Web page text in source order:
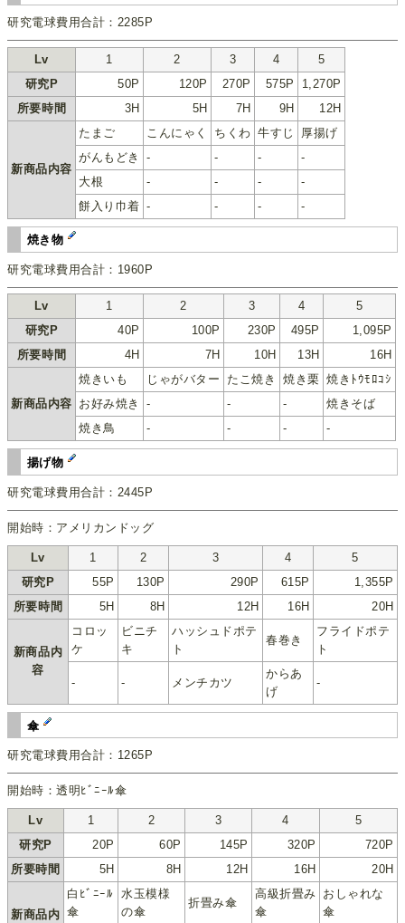
研究電球費用合計：2285P
Lv 1 2 3 4
5
研究P
50P 120P 270P 575P
1,270P
所要時間
3H 5H 7H 9H 12H
新商品内容
たまご こんにゃく ちくわ 牛すじ
厚揚げ
がんもどき
- - -
-
大根
- - -
-
餅入り巾着 - - - -
焼き物
研究電球費用合計：1960P
Lv 1 2 3 4
5
研究P
40P 100P 230P 495P
1,095P
所要時間
4H 7H 10H 13H 16H
新商品内容
焼きいも じゃがバター たこ焼き 焼き栗 焼きﾄｳﾓﾛｺｼ
お好み焼き
- - -
焼きそば
焼き鳥
- - - -
揚げ物
研究電球費用合計：2445P
開始時：アメリカンドッグ
Lv 1 2 3 4
5
研究P
55P 130P 290P 615P
1,355P
所要時間
5H 8H 12H 16H 20H
新商品内
容
コロッ
ケ
ビニチ
キ
ハッシュドポテ
ト
春巻き
フライドポテ
ト
- - メンチカツ
からあ
げ
-
傘
研究電球費用合計：1265P
開始時：透明ﾋﾞﾆｰﾙ傘
Lv 1 2 3 4
5
研究P
20P 60P 145P 320P
720P
所要時間
5H 8H 12H 16H 20H
新商品内
白ﾋﾞﾆｰﾙ
傘
水玉模様
の傘
折畳み傘
高級折畳み
傘
おしゃれな
傘